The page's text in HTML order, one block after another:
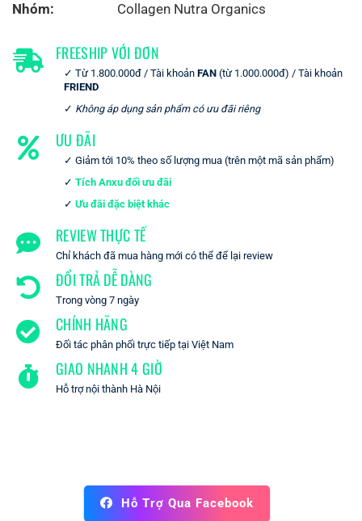
Nhóm:
Collagen Nutra Organics
FREESHIP VỚI ĐƠN
Từ 1.800.000đ / Tài khoản FAN (từ 1.000.000đ) / Tài khoản
FRIEND
Không áp dụng sản phẩm có ưu đãi riêng
ƯU ĐÃI
Giảm tới 10% theo số lượng mua (trên một mã sản phẩm)
Tích Anxu đổi ưu đãi
Ưu đãi đặc biệt khác
REVIEW THỰC TẾ
Chỉ khách đã mua hàng mới có thể để lại review
ĐỔI TRẢ DỄ DÀNG
Trong vòng 7 ngày
CHÍNH HÃNG
Đối tác phân phối trực tiếp tại Việt Nam
GIAO NHANH 4 GIỜ
Hỗ trợ nội thành Hà Nội
Hỗ Trợ Qua Facebook